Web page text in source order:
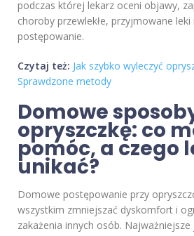
podczas której lekarz oceni objawy,
choroby przewlekłe, przyjmowane
postępowanie.
Czytaj też: Jak szybko wyleczyć
Sprawdzone metody
Domowe
opryszczkę: co
pomóc, a czego
unikać?
Domowe postępowanie przy
wszystkim zmniejszać dyskomfort i
zakażenia innych osób.